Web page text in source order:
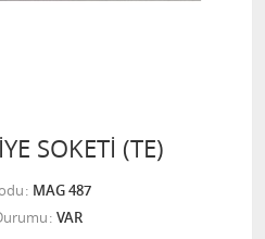
SOKETİ (TE)
MAG 487
VAR